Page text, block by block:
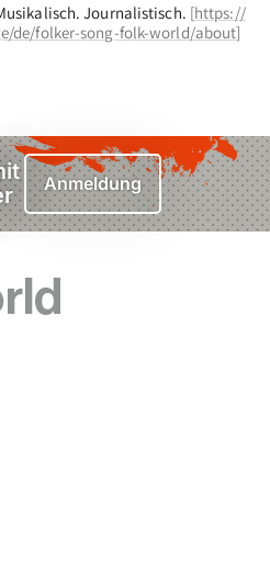
Journalistisch. [https://
de/folker-song-folk-world/about]
Anmeldung